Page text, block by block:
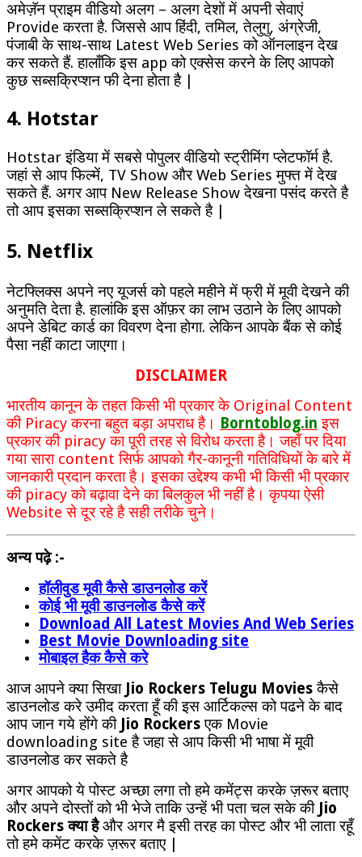
अमेज़ॅन प्राइम वीडियो अलग – अलग देशों में अपनी सेवाएं
Provide करता है. जिससे आप हिंदी, तमिल, तेलुगु, अंग्रेजी,
पंजाबी के साथ-साथ Latest Web Series को ऑनलाइन देख
कर सकते हैं. हालाँकि इस app को एक्सेस करने के लिए आपको
कुछ सब्सक्रिप्शन फी देना होता है |
4. Hotstar
Hotstar इंडिया में सबसे पोपुलर वीडियो स्ट्रीमिंग प्लेटफॉर्म है.
जहां से आप फिल्में, TV Show और Web Series मुफ्त में देख
सकते हैं. अगर आप New Release Show देखना पसंद करते है
तो आप इसका सब्सक्रिप्शन ले सकते है |
5. Netflix
नेटफ्लिक्स अपने नए यूजर्स को पहले महीने में फ्री में मूवी देखने की
अनुमति देता है. हालांकि इस ऑफ़र का लाभ उठाने के लिए आपको
अपने डेबिट कार्ड का विवरण देना होगा. लेकिन आपके बैंक से कोई
पैसा नहीं काटा जाएगा।
DISCLAIMER
भारतीय कानून के तहत किसी भी प्रकार के Original Content
की Piracy करना बहुत बड़ा अपराध है। Borntoblog.in इस
प्रकार की piracy का पूरी तरह से विरोध करता है। जहाँ पर दिया
गया सारा content सिर्फ आपको गैर-कानूनी गतिविधियों के बारे में
जानकारी प्रदान करता है। इसका उद्देश्य कभी भी किसी भी प्रकार
की piracy को बढ़ावा देने का बिलकुल भी नहीं है। कृपया ऐसी
Website से दूर रहे है सही तरीके चुने।
अन्य पढ़े :-
हॉलीवुड मूवी कैसे डाउनलोड करें
कोई भी मूवी डाउनलोड कैसे करें
Download All Latest Movies And Web Series
Best Movie Downloading site
मोबाइल हैक कैसे करे
आज आपने क्या सिखा Jio Rockers Telugu Moviesकैसे
डाउनलोड करे उमीद करता हूँ की इस आर्टिकल्स को पढने के बाद
आप जान गये होंगे कीJio Rockersएक Movie
downloading site है जहा से आप किसी भी भाषा में मूवी
डाउनलोड कर सकते है
अगर आपको ये पोस्ट अच्छा लगा तो हमे कमेंट्स करके ज़रूर बताए
और अपने दोस्तों को भी भेजे ताकि उन्हें भी पता चल सके की Jio
Rockers क्या हैऔर अगर मै इसी तरह का पोस्ट और भी लाता रहूँ
तो हमे कमेंट करके ज़रूर बताए |